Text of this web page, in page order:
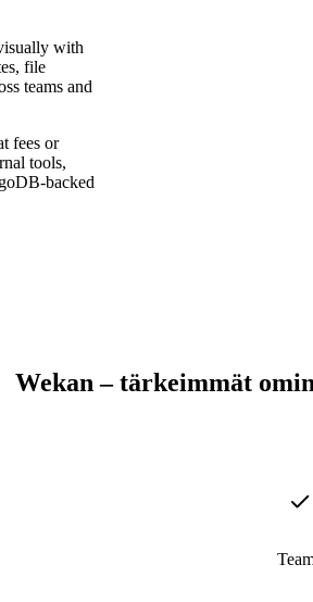
with
file
teams and
fees or
tools,
backed
Wekan – tärkeimmät